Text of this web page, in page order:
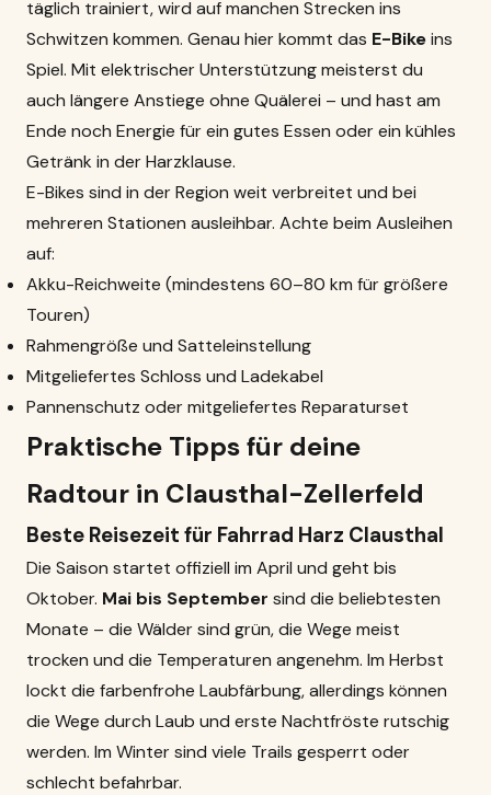
täglich trainiert, wird auf manchen Strecken ins
Schwitzen kommen. Genau hier kommt das E-Bikeins
Spiel. Mit elektrischer Unterstützung meisterst du
auch längere Anstiege ohne Quälerei – und hast am
Ende noch Energie für ein gutes Essen oder ein kühles
Getränk in der Harzklause.
E-Bikes sind in der Region weit verbreitet und bei
mehreren Stationen ausleihbar. Achte beim Ausleihen
auf:
Akku-Reichweite (mindestens 60–80 km für größere
Touren)
Rahmengröße und Satteleinstellung
Mitgeliefertes Schloss und Ladekabel
Pannenschutz oder mitgeliefertes Reparaturset
Praktische Tipps für deine
Radtour in Clausthal-Zellerfeld
Beste Reisezeit für Fahrrad Harz Clausthal
Die Saison startet offiziell im April und geht bis
Oktober. Mai bis September sind die beliebtesten
Monate – die Wälder sind grün, die Wege meist
trocken und die Temperaturen angenehm. Im Herbst
lockt die farbenfrohe Laubfärbung, allerdings können
die Wege durch Laub und erste Nachtfröste rutschig
werden. Im Winter sind viele Trails gesperrt oder
schlecht befahrbar.